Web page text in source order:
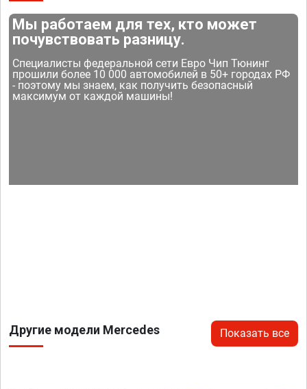
Мы работаем для тех, кто может
почувствовать разницу.
Специалисты федеральной сети Евро Чип Тюнинг
прошили более 10 000 автомобилей в 50+ городах РФ
- поэтому мы знаем, как получить безопасный
максимум от каждой машины!
Другие модели Mercedes Показать все